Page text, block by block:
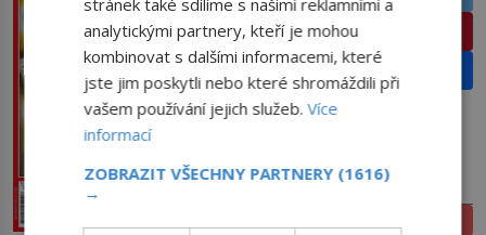
Pinterest
Email
PŘEDPLATNÉ
stránek také sdílíme s našimi reklamními a
analytickými partnery, kteří je mohou
kombinovat s dalšími informacemi, které
jste jim poskytli nebo které shromáždili při
vašem používání jejich služeb.Více
informací
ZOBRAZIT VŠECHNY PARTNERY (1616)
→